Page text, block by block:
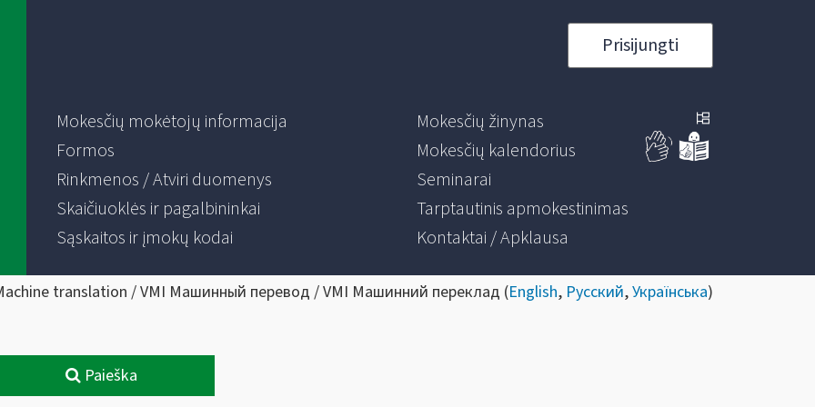
Prisijungti
Mokesčių mokėtojų informacija
Formos
Rinkmenos / Atviri duomenys
Skaičiuoklės ir pagalbininkai
Sąskaitos ir įmokų kodai
Mokesčių žinynas
Mokesčių kalendorius
Seminarai
Tarptautinis apmokestinimas
Kontaktai / Apklausa
translation / VMI Машинный перевод / VMI Машинний переклад (English, Русский,Українська)
Paieška